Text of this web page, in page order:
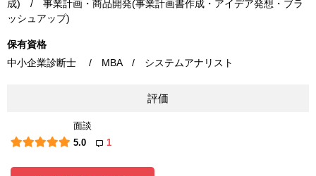
成) / 事業計画・商品開発(事業計画書作成・アイデア発想・ブラ
ッシュアップ)
保有資格
中小企業診断士 / MBA / システムアナリスト
評価
面談
5.0
1